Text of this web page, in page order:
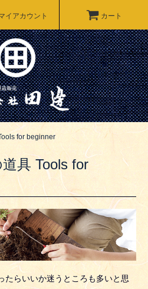
イアカウント カート
for beginner
具 Tools for
たらいいか迷うところも多いと思